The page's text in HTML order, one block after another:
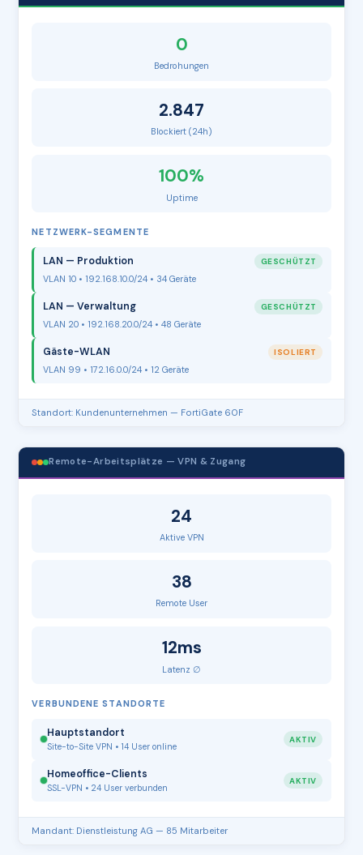
0
Bedrohungen
2.847
Blockiert (24h)
100%
Uptime
NETZWERK-SEGMENTE
LAN — Produktion GESCHÜTZT
VLAN 10 • 192.168.10.0/24 • 34 Geräte
LAN — Verwaltung GESCHÜTZT
VLAN 20 • 192.168.20.0/24 • 48 Geräte
Gäste-WLAN ISOLIERT
VLAN 99 • 172.16.0.0/24 • 12 Geräte
Standort: Kundenunternehmen — FortiGate 60F
Remote-Arbeitsplätze — VPN & Zugang
24
Aktive VPN
38
Remote User
12ms
Latenz ∅
VERBUNDENE STANDORTE
Hauptstandort
Site-to-Site VPN • 14 User online
AKTIV
Homeoffice-Clients
SSL-VPN • 24 User verbunden
AKTIV
Mandant: Dienstleistung AG — 85 Mitarbeiter